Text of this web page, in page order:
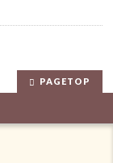
PAGETOP